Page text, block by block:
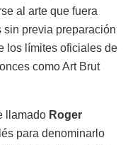
al arte que fuera
previa preparación
los límites oficiales de
como Art Brut
llamado Roger
para denominarlo